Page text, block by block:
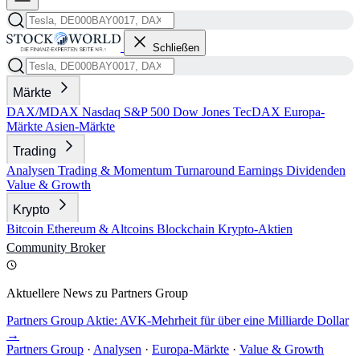
Schließen
Märkte
DAX/MDAX Nasdaq S&P 500 Dow Jones TecDAX Europa-
Märkte Asien-Märkte
Trading
Analysen Trading & Momentum Turnaround Earnings Dividenden
Value & Growth
Krypto
Bitcoin Ethereum & Altcoins Blockchain Krypto-Aktien
Community Broker
Aktuellere News zu Partners Group
Partners Group Aktie: AVK-Mehrheit für über eine Milliarde Dollar
→
Partners Group · Analysen · Europa-Märkte · Value & Growth